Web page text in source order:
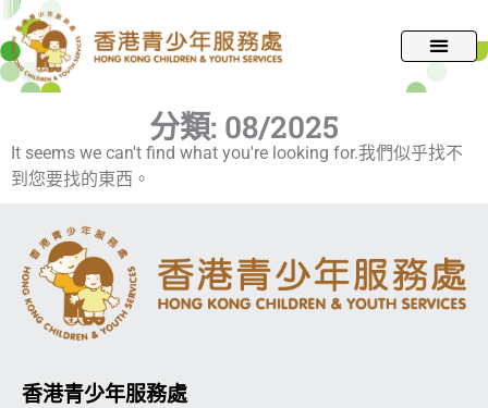
跳
至
主
容
分類: 08/2025
It seems we can't find what you're looking for.我們似乎找不
到您要找的東西。
香港青少年服務處